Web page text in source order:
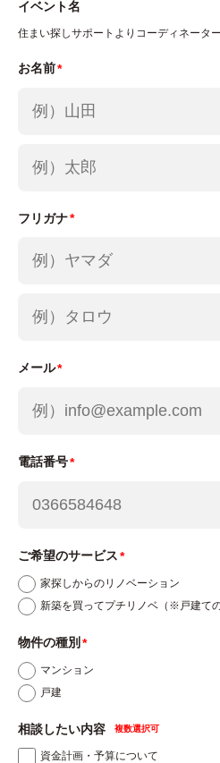
利用状況や訪問者数の調査
タの取得のため、Google
ーポリシーに関する説明に
https://
Googleアナリティクスによ
ブサイトから、オプトアウ
https://
8.Kairos3の利用について
利用状況や訪問者の行動を
す。 カイロスマーケティン
シーポリシーに関する説明
ださい。
icy
9.お問い合わせを頂いたお
ことの任意性及び当該情報
じる結果について
イベント名
住まい探しサポートよりコーディネータ
お名前
フリガナ
メール
電話番号
ご希望のサービス
家探しからのリノベーション
新築を買ってプチリノベ（※戸建ての
物件の種別
マンション
戸建
相談したい内容
資金計画・予算について